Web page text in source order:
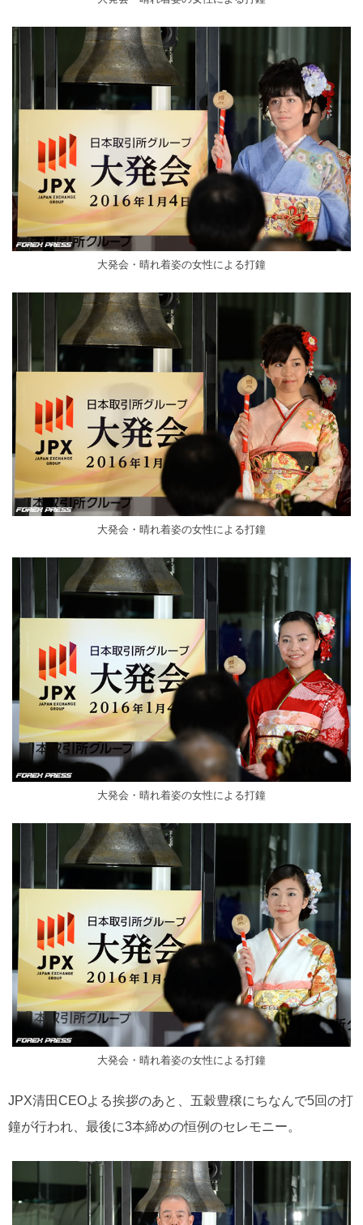
大発会・晴れ着姿の女性による打鐘
大発会・晴れ着姿の女性による打鐘
大発会・晴れ着姿の女性による打鐘
大発会・晴れ着姿の女性による打鐘
JPX清田CEOよる挨拶のあと、五穀豊穣にちなんで5回の打
鐘が行われ、最後に3本締めの恒例のセレモニー。